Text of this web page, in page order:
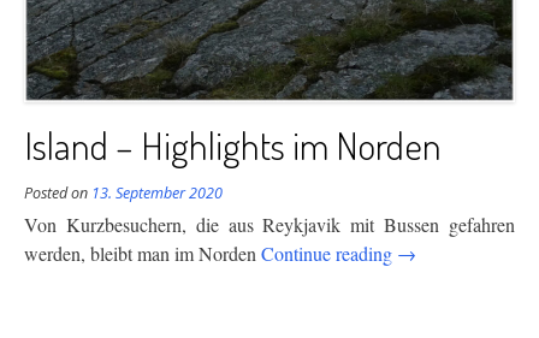
Island – Highlights im Norden
Posted on 13. September 2020
Von Kurzbesuchern, die aus Reykjavik mit Bussen gefahren
werden, bleibt man im Norden Continue reading “Island
→